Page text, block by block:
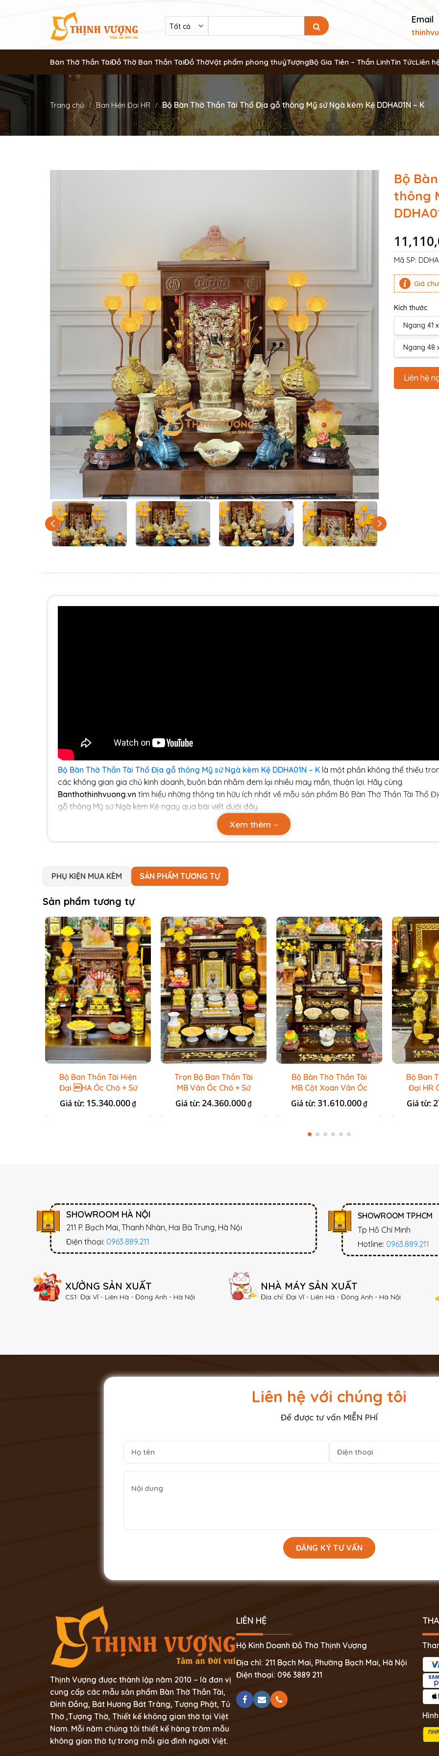
Email
Bàn Thờ Thần TàiĐồ Thờ Ban Thần TàiĐồ ThờVật phẩm phong thuỷTượngBộ Gia Tiên – Thần LinhTin TứcLiên
Trang chủ Ban Hiện Đại HR Bộ Bàn Thờ Thần Tài Thổ Địa gỗ thông Mỹ sứ Ngà kèm Kệ DDHA01N – K
Bộ
thông
Kích thước
Ngang 41
Ngang 48
Liên hệ
Mã SP:
Giá
Bộ Bàn Thờ Thần Tài Thổ Địa gỗ thông Mỹ sứ Ngà kèm Kệ DDHA01N – K là một phần không thể thiếu
các không gian gia chủ kinh doanh, buôn bán nhằm đem lại nhiều may mắn, thuận lợi. Hãy cùng
Banthothinhvuong.vn tìm hiểu những thông tin hữu ích nhất về mẫu sản phẩm Bộ Bàn Thờ Thần Tài Thổ
gỗ thông Mỹ sứ Ngà kèm Kệ ngay qua bài viết dưới đây.
Giới thiệu về sản phẩm Bàn Thờ Thần Tài Thổ Địa gỗ thông Mỹ sứ
Ngà kèm Kệ
nổi kèm kệvới mức giá thành vô cùng phải chăng.
Ngà đem lại tính thẩm mỹ vô cùng cao cho không gian sử dụng.
chúng tôi được sản xuất với 3 kích thước:
x Sâu 56 x Cao 71
- Kích thước 3:
lại quá trình sử dụng tiện lợi nhất.
Ngà
vô cùng lạc xuống trần gian và không nhớ được mình là ai. Chính vì vậy
nhưng ông đi đến đâu, mọi người đều làm ăn phát đạt đến đến, đem lại vận may cho gia chủ. Chính vì vậy
sẽ giúp gia đình gặp nhiều may mắn, thuận lợi, quá trình
làm ăn phát đạt, suôn sẻ,... Và ngày nay thường lấy ngày mùng 10 tết hàng năm để làm ngày vía Thần tài.
tà khí, cai quản không gian sinh sống của gia chủ. Trên thị trường hiện nay cácmẫu bàn thờ thần tài thổ
với thiết kế bắt mắt đã thu hút được rất nhiều gia chủ.
Xem thêm
PHỤ KIỆN MUA KÈM SẢN PHẨM TƯƠNG TỰ
Sản phẩm tương tự
Bộ Ban Thần Tài Hiện
Đại HA Óc Chó + Sứ
Kim Sa 01
Giá từ: 15.340.000₫
Trọn Bộ Ban Thần Tài
MB Vân Óc Chó + Sứ
Vàng Đá
Giá từ:24.360.000₫
Bộ Bàn Thờ Thần Tài
MB Cột Xoan Vân Óc
Chó + Sứ Ngà Vàng
Giá từ:31.610.000₫
Bộ Ban
Đại HR
Đá
Giá từ:
SHOWROOM HÀ NỘI
211 P. Bạch Mai, Thanh Nhàn, Hai Bà Trưng, Hà Nội
Điện thoại: 0963.889.211
SHOWROOM TP.HCM
Tp Hồ Chí Minh
Hotline: 0963.889.211
XƯỞNG SẢN XUẤT
CS1: Đại Vĩ - Liên Hà - Đông Anh - Hà Nội
NHÀ MÁY SẢN XUẤT
Địa chỉ: Đại Vĩ - Liên Hà - Đông Anh - Hà Nội
Liên hệ với chúng tôi
Để được tư vấn MIỄN PHÍ
Thịnh Vượng được thành lập năm 2010 – là đơn vị
cung cấp các mẫu sản phẩm Bàn Thờ Thần Tài,
Đỉnh Đồng, Bát Hương Bát Tràng, Tượng Phật, Tủ
Thờ ,Tượng Thờ, Thiết kế không gian thờ tại Việt
Nam. Mỗi năm chúng tôi thiết kế hàng trăm mẫu
không gian thờ tự trong mỗi gia đình người Việt.
LIÊN HỆ
Hộ Kinh Doanh Đồ Thờ Thịnh Vượng
Địa chỉ: 211 Bạch Mai, Phường Bạch Mai, Hà Nội
Điện thoại: 096 3889 211